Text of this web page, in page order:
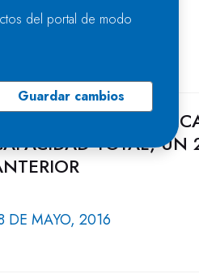
DE MAYO, 2016
RESERVA
TOTAL,
DE MAYO, 2016
del portal de modo
Guardar cambios